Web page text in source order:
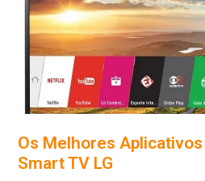
Os Melhores Aplicativos
Smart TV LG